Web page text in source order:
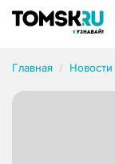
Главная Новости